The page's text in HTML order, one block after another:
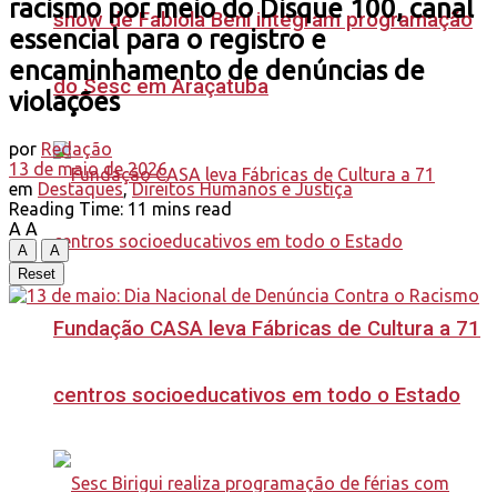
show de Fabiola Beni integram programação
do Sesc em Araçatuba
Fundação CASA leva Fábricas de Cultura a 71
centros socioeducativos em todo o Estado
racismo por meio do Disque 100, canal
essencial para o registro e
encaminhamento de denúncias de
violações
por Redação
13 de maio de 2026
em Destaques,Direitos Humanos e Justiça
Reading Time: 11 mins read
A A
A
A
Reset